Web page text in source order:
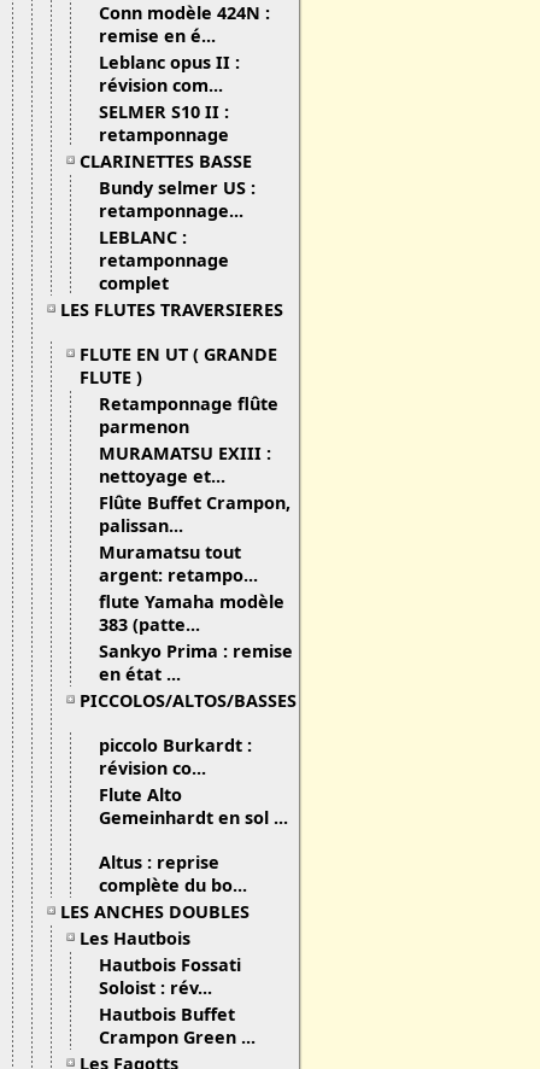
Conn modèle 424N :
remise en é...
Leblanc opus II :
révision com...
SELMER S10 II :
retamponnage
CLARINETTES BASSE
Bundy selmer US :
retamponnage...
LEBLANC :
retamponnage
complet
LES FLUTES TRAVERSIERES
FLUTE EN UT ( GRANDE
FLUTE )
Retamponnage flûte
parmenon
MURAMATSU EXIII :
nettoyage et...
Flûte Buffet Crampon,
palissan...
Muramatsu tout
argent: retampo...
flute Yamaha modèle
383 (patte...
Sankyo Prima : remise
en état ...
PICCOLOS/ALTOS/BASSES
piccolo Burkardt :
révision co...
Flute Alto
Gemeinhardt en sol ...
Altus : reprise
complète du bo...
LES ANCHES DOUBLES
Les Hautbois
Hautbois Fossati
Soloist : rév...
Hautbois Buffet
Crampon Green ...
Les Fagotts